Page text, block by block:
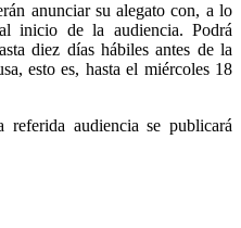
anunciar su alegato con, a lo
inicio de la audiencia. Podrá
diez días hábiles antes de la
esto es, hasta el miércoles 18
audiencia se publicará